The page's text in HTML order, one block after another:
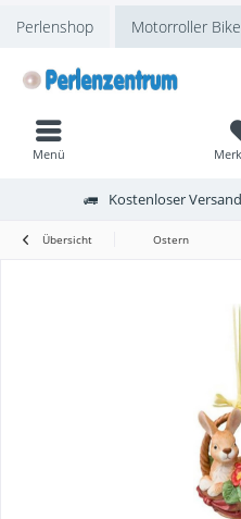
Perlenshop Motorroller
Kostenloser
Menü
Übersicht Ostern